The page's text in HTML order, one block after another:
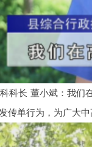
科长 董小斌：我们
传单行为，为广大